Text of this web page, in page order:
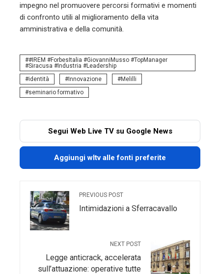
impegno nel promuovere percorsi formativi e momenti
di confronto utili al miglioramento della vita
amministrativa e della comunità.
#IREM #ForbesItalia #GiovanniMusso #TopManager
#Siracusa #Industria #Leadership
identità
Innovazione
Melilli
seminario formativo
Segui Web Live TV su Google News
Aggiungi wltv alle fonti preferite
PREVIOUS POST
Intimidazioni a Sferracavallo
NEXT POST
Legge anticrack, accelerata
sull’attuazione: operative tutte